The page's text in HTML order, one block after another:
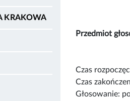
KRAKOWA
Przedmiot
Czas
Czas
Głosowanie: